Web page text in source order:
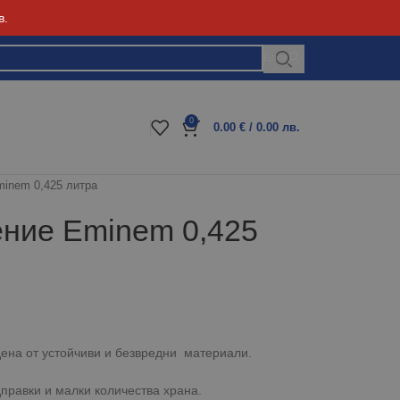
Блог
0
0.00 € / 0.00 лв.
0,425 литра
Eminem 0,425
от устойчиви и безвредни материали.
и малки количества храна.